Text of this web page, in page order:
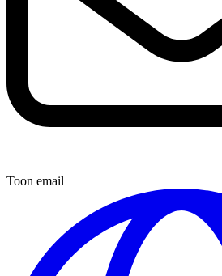
Toon email